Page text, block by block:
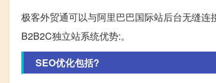
极客外贸通可以与阿里巴巴国际站后台无缝
B2B2C独立站系统优势:。
SEO优化包括?